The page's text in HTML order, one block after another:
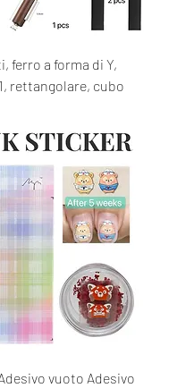
ferro a forma di Y,
rettangolare, cubo
vuoto Adesivo